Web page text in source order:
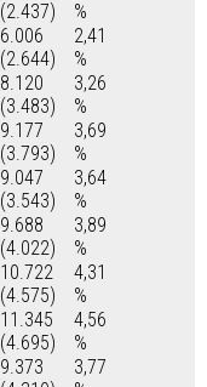
(2.437)
%
6.006
(2.644)
2,41
%
8.120
(3.483)
3,26
%
9.177
(3.793)
3,69
%
9.047
(3.543)
3,64
%
9.688
(4.022)
3,89
%
10.722
(4.575)
4,31
%
11.345
(4.695)
4,56
%
9.373
3,77